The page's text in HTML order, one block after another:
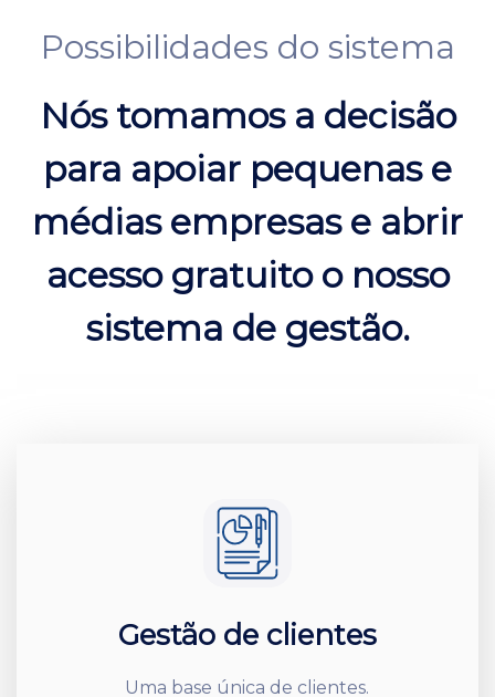
Possibilidades do sistema
Nós tomamos a decisão
para apoiar pequenas e
médias empresas e abrir
acesso gratuito o nosso
sistema de gestão.
Gestão de clientes
Uma base única de clientes.